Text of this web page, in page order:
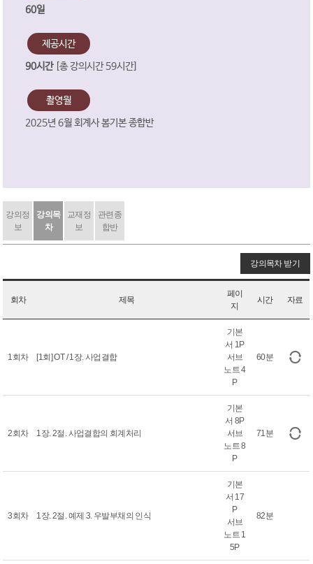
60일
제공시간
90시간[총 강의시간 59시간]
촬영월
2025년 6월 회계사 봄기본 종합반
강의정
보
강의목
차
교재정
보
관련종
합반
강의목차 받기
회차 제목
페이
지
시간 자료
1회차 [1회] OT / 1장. 사업결합
기본
서 1P
서브
노트 4
P
60분
2회차 1장. 2절. 사업결합의 회계처리
기본
서 8P
서브
노트 8
P
71분
3회차 1장. 2절. 예제 3. 우발부채의 인식
기본
서 17
P
서브
노트 1
5P
82분